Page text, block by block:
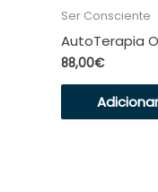
Ser Consciente
AutoTerapia
88,00€
Adicionar